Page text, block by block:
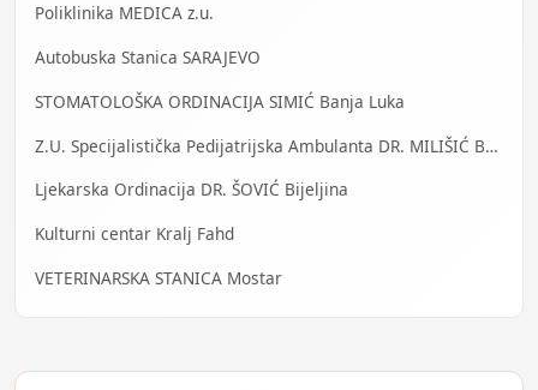
Poliklinika MEDICA z.u.
Autobuska Stanica SARAJEVO
STOMATOLOŠKA ORDINACIJA SIMIĆ Banja Luka
Z.U. Specijalistička Pedijatrijska Ambulanta DR. MILIŠIĆ Banja Luka
Ljekarska Ordinacija DR. ŠOVIĆ Bijeljina
Kulturni centar Kralj Fahd
VETERINARSKA STANICA Mostar